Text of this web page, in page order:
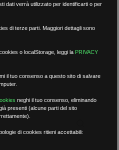
dati verrà utilizzato per identificarti o per
di terze parti. Maggiori dettagli sono
o localStorage, leggi la PRIVACY
il tuo consenso a questo sito di salvare
neghi il tuo consenso, eliminando
presenti (alcune parti del sito
di cookies ritieni accettabili: